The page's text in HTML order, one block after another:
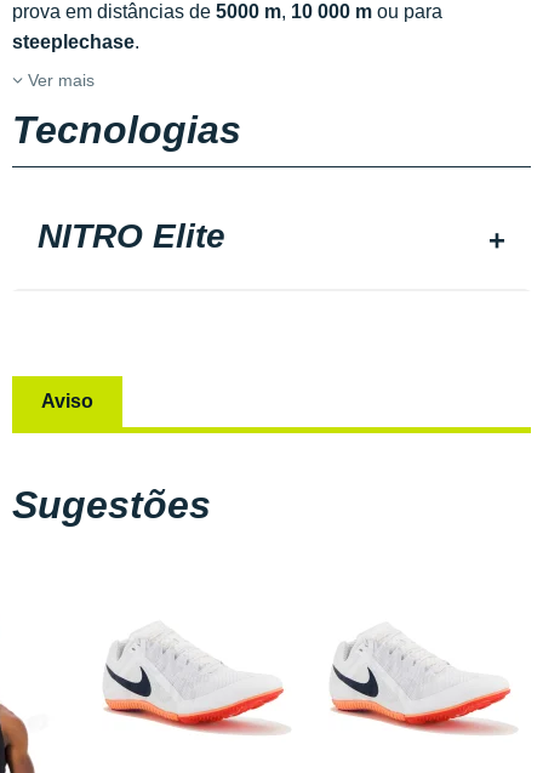
prova em distâncias de 5000 m, 10 000 m ou para
steeplechase.
Ver mais
Tecnologias
NITRO Elite
Aviso
Sugestões